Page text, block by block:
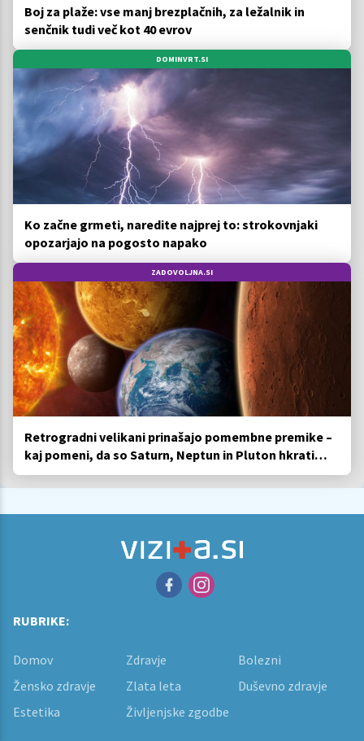
Boj za plaže: vse manj brezplačnih, za ležalnik in
senčnik tudi več kot 40 evrov
DOMINVRT.SI
Ko začne grmeti, naredite najprej to: strokovnjaki
opozarjajo na pogosto napako
ZADOVOLJNA.SI
Retrogradni velikani prinašajo pomembne premike –
kaj pomeni, da so Saturn, Neptun in Pluton hkrati
retrogradni?
RUBRIKE:
Domov Zdravje
Bolezni
Žensko zdravje
Zlata leta
Duševno zdravje
Estetika
Življenjske zgodbe